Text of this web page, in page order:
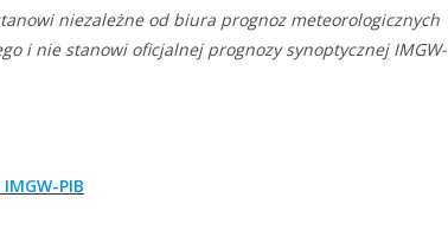
niezależne od biura prognoz meteorologicznych
i nie stanowi oficjalnej prognozy synoptycznej IMGW-
PIB